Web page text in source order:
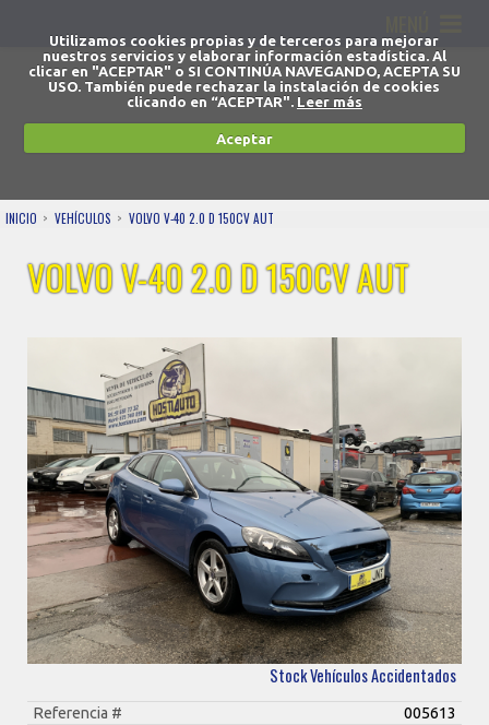
Utilizamos cookies propias y de terceros para mejorar
nuestros servicios y elaborar información estadística. Al
clicar en "ACEPTAR" o SI CONTINÚA NAVEGANDO, ACEPTA SU
USO. También puede rechazar la instalación de cookies
clicando en “ACEPTAR". Leer más
Aceptar
INICIO VEHÍCULOS VOLVO V-40 2.0 D 150CV AUT
VOLVO V-40 2.0 D 150CV AUT
Stock Vehículos Accidentados
Referencia #
005613